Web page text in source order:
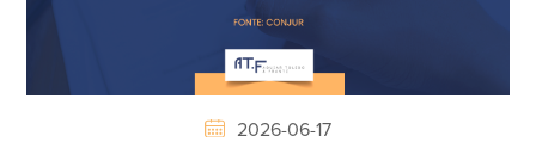
2026-06-17